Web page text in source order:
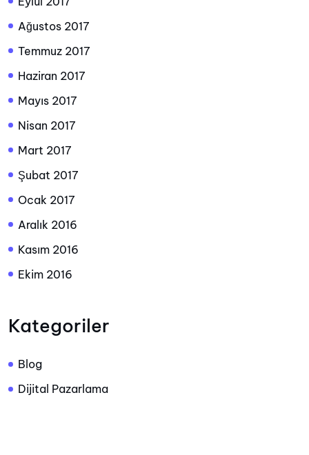
Ağustos 2017
Temmuz 2017
Haziran 2017
Mayıs 2017
Nisan 2017
Mart 2017
Şubat 2017
Ocak 2017
Aralık 2016
Kasım 2016
Ekim 2016
Kategoriler
Blog
Dijital Pazarlama